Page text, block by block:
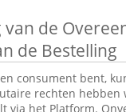
de
de Bestelling
consument bent,
rechten hebben
via het Platform.